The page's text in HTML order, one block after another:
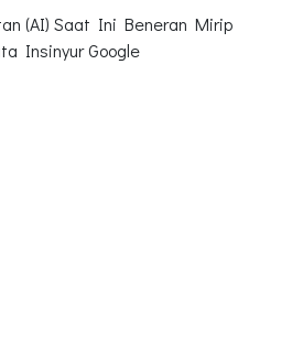
(AI) Saat Ini Beneran Mirip
Insinyur Google